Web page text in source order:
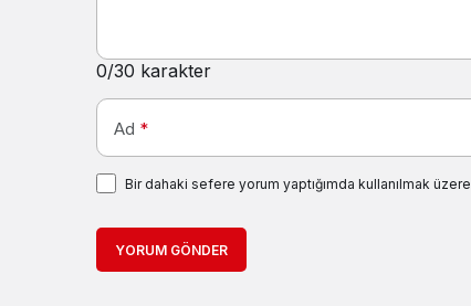
0/30 karakter
Ad *
Bir dahaki sefere yorum yaptığımda kullanılmak
YORUM GÖNDER